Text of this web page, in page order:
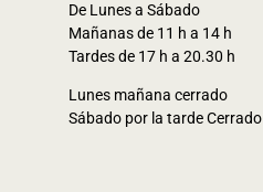
De Lunes a Sábado
Mañanas de 11 h a 14 h
Tardes de 17 h a 20.30 h
Lunes mañana cerrado
Sábado por la tarde Cerrado